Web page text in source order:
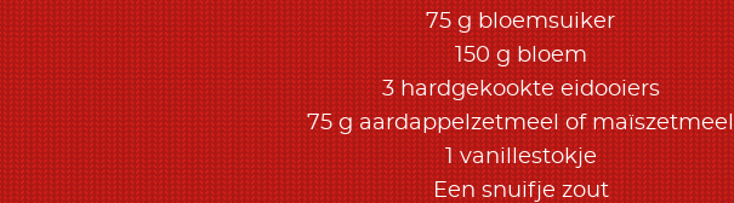
75 g bloemsuiker
150 g bloem
3 hardgekookte eidooiers
75 g aardappelzetmeel of maïszetmeel
1 vanillestokje
Een snuifje zout